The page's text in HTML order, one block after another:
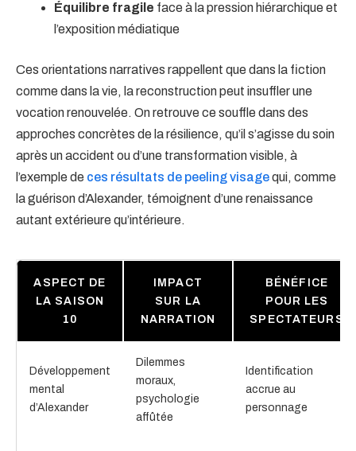
Équilibre fragile face à la pression hiérarchique et
l’exposition médiatique
Ces orientations narratives rappellent que dans la fiction
comme dans la vie, la reconstruction peut insuffler une
vocation renouvelée. On retrouve ce souffle dans des
approches concrètes de la résilience, qu’il s’agisse du soin
après un accident ou d’une transformation visible, à
l’exemple de ces résultats de peeling visagequi, comme
la guérison d’Alexander, témoignent d’une renaissance
autant extérieure qu’intérieure.
ASPECT DE
LA SAISON
10
IMPACT
SUR LA
NARRATION
BÉNÉFICE
POUR LES
SPECTATEURS
Développement
mental
d’Alexander
Dilemmes
moraux,
psychologie
affûtée
Identification
accrue au
personnage